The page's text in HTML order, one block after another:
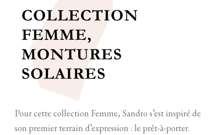
Pour cette collection Femme, Sandro s’est inspiré de
son premier terrain d’expression : le prêt-à-porter.